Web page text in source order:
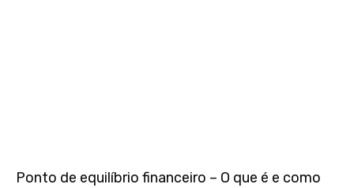
Ponto de equilíbrio financeiro – O que é e como